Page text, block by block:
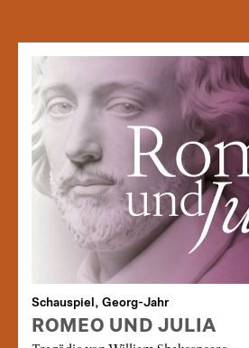
Schauspiel, Georg-Jahr
ROMEO UND JULIA